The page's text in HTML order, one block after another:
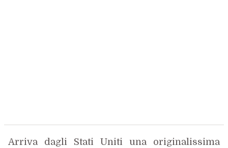
Arriva dagli Stati Uniti una originalissima